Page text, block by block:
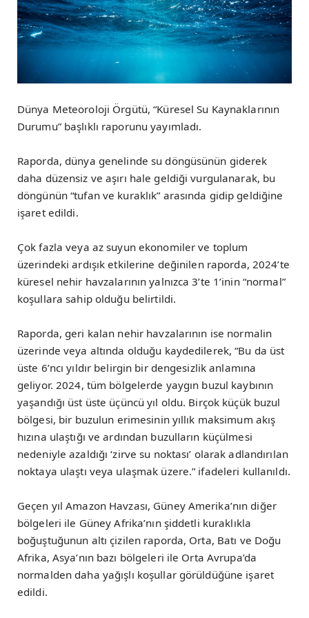
Dünya Meteoroloji Örgütü, “Küresel Su Kaynaklarının
Durumu” başlıklı raporunu yayımladı.
Raporda, dünya genelinde su döngüsünün giderek
daha düzensiz ve aşırı hale geldiği vurgulanarak, bu
döngünün “tufan ve kuraklık” arasında gidip geldiğine
işaret edildi.
Çok fazla veya az suyun ekonomiler ve toplum
üzerindeki ardışık etkilerine değinilen raporda, 2024’te
küresel nehir havzalarının yalnızca 3’te 1’inin “normal”
koşullara sahip olduğu belirtildi.
Raporda, geri kalan nehir havzalarının ise normalin
üzerinde veya altında olduğu kaydedilerek, “Bu da üst
üste 6’ncı yıldır belirgin bir dengesizlik anlamına
geliyor. 2024, tüm bölgelerde yaygın buzul kaybının
yaşandığı üst üste üçüncü yıl oldu. Birçok küçük buzul
bölgesi, bir buzulun erimesinin yıllık maksimum akış
hızına ulaştığı ve ardından buzulların küçülmesi
nedeniyle azaldığı ‘zirve su noktası’ olarak adlandırılan
noktaya ulaştı veya ulaşmak üzere.” ifadeleri kullanıldı.
Geçen yıl Amazon Havzası, Güney Amerika’nın diğer
bölgeleri ile Güney Afrika’nın şiddetli kuraklıkla
boğuştuğunun altı çizilen raporda, Orta, Batı ve Doğu
Afrika, Asya’nın bazı bölgeleri ile Orta Avrupa’da
normalden daha yağışlı koşullar görüldüğüne işaret
edildi.